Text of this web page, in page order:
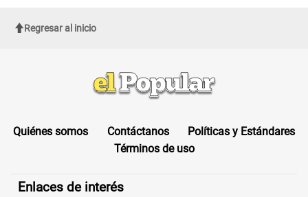
Regresar al inicio
Quiénes somos Contáctanos
Políticas y Estándares
Términos de uso
Enlaces de interés